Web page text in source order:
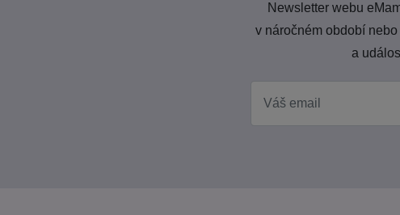
Newsletter webu
v náročném období
a